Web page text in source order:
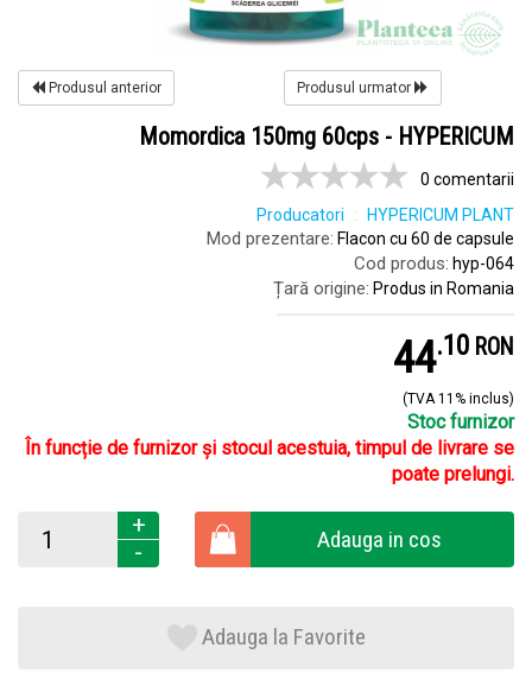
Produsul anterior Produsul urmator
Momordica 150mg 60cps - HYPERICUM
0 comentarii
Producatori
HYPERICUM PLANT
Mod prezentare: Flacon cu 60 de capsule
Cod produs: hyp-064
Țară origine: Produs in Romania
44.1 RON
(TVA 11% inclus)
Stoc furnizor
În funcție de furnizor și stocul acestuia, timpul de livrare se
poate prelungi.
+
-
Adauga in cos
Adauga la Favorite